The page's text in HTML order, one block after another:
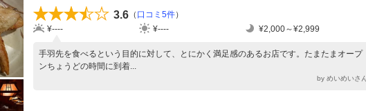
3.6 （ 口コミ5件）
¥----
¥---- ¥2,000～¥2,999
手羽先を食べるという目的に対して、とにかく満足感のあるお店です。たまたまオープ
ンちょうどの時間に到着...
by めいめいさん